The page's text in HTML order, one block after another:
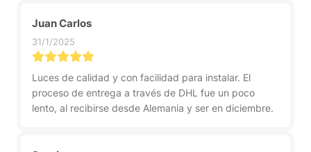
Juan Carlos
31/1/2025
Luces de calidad y con facilidad para instalar. El
proceso de entrega a través de DHL fue un poco
lento, al recibirse desde Alemania y ser en diciembre.